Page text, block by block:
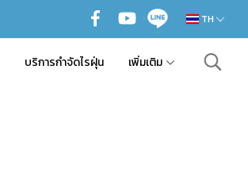
TH
บริการกำจัดไรฝุ่น เพิ่มเติม